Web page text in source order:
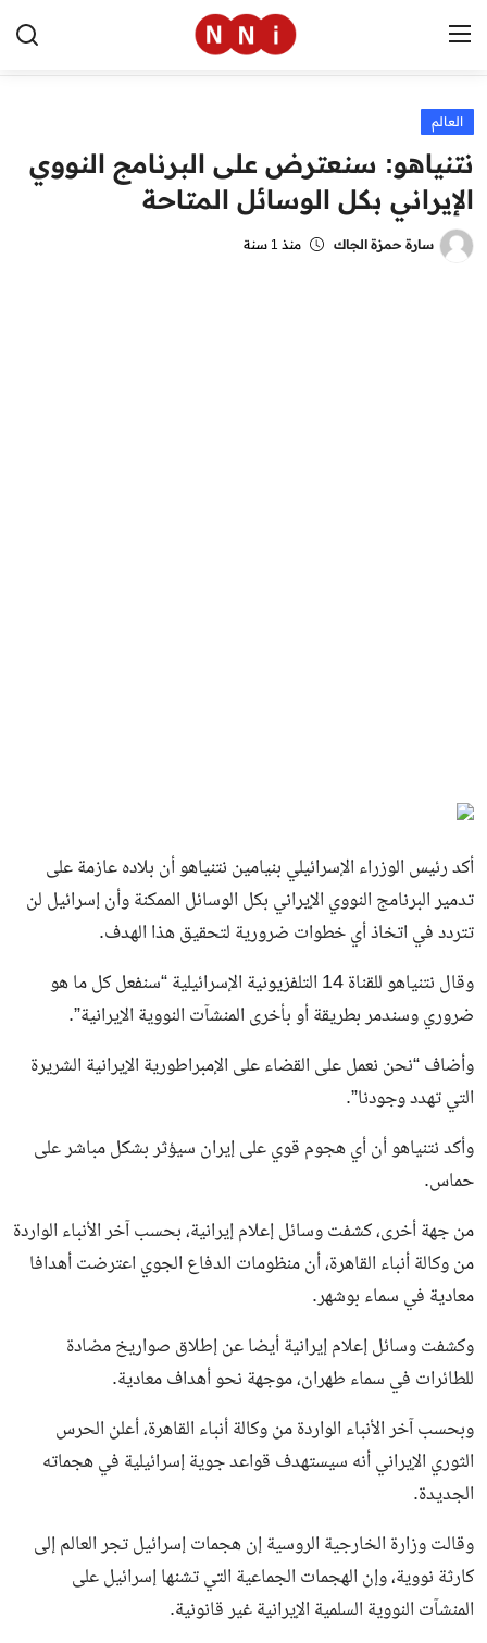
الرئيسية
اخبار مصر
العالم
العالم
نتنياهو: سنعترض على البرنامج النووي
الإيراني بكل الوسائل المتاحة
سارة حمزة الجاك منذ 1 سنة
أكد رئيس الوزراء الإسرائيلي بنيامين نتنياهو أن بلاده عازمة على
تدمير البرنامج النووي الإيراني بكل الوسائل الممكنة وأن إسرائيل لن
تتردد في اتخاذ أي خطوات ضرورية لتحقيق هذا الهدف.
وقال نتنياهو للقناة 14 التلفزيونية الإسرائيلية “سنفعل كل ما هو
ضروري وسندمر بطريقة أو بأخرى المنشآت النووية الإيرانية”.
وأضاف “نحن نعمل على القضاء على الإمبراطورية الإيرانية الشريرة
التي تهدد وجودنا”.
وأكد نتنياهو أن أي هجوم قوي على إيران سيؤثر بشكل مباشر على
حماس.
من جهة أخرى، كشفت وسائل إعلام إيرانية، بحسب آخر الأنباء الواردة
من وكالة أنباء القاهرة، أن منظومات الدفاع الجوي اعترضت أهدافا
معادية في سماء بوشهر.
وكشفت وسائل إعلام إيرانية أيضا عن إطلاق صواريخ مضادة
للطائرات في سماء طهران، موجهة نحو أهداف معادية.
وبحسب آخر الأنباء الواردة من وكالة أنباء القاهرة، أعلن الحرس
الثوري الإيراني أنه سيستهدف قواعد جوية إسرائيلية في هجماته
الجديدة.
وقالت وزارة الخارجية الروسية إن هجمات إسرائيل تجر العالم إلى
كارثة نووية، وإن الهجمات الجماعية التي تشنها إسرائيل على
المنشآت النووية السلمية الإيرانية غير قانونية.